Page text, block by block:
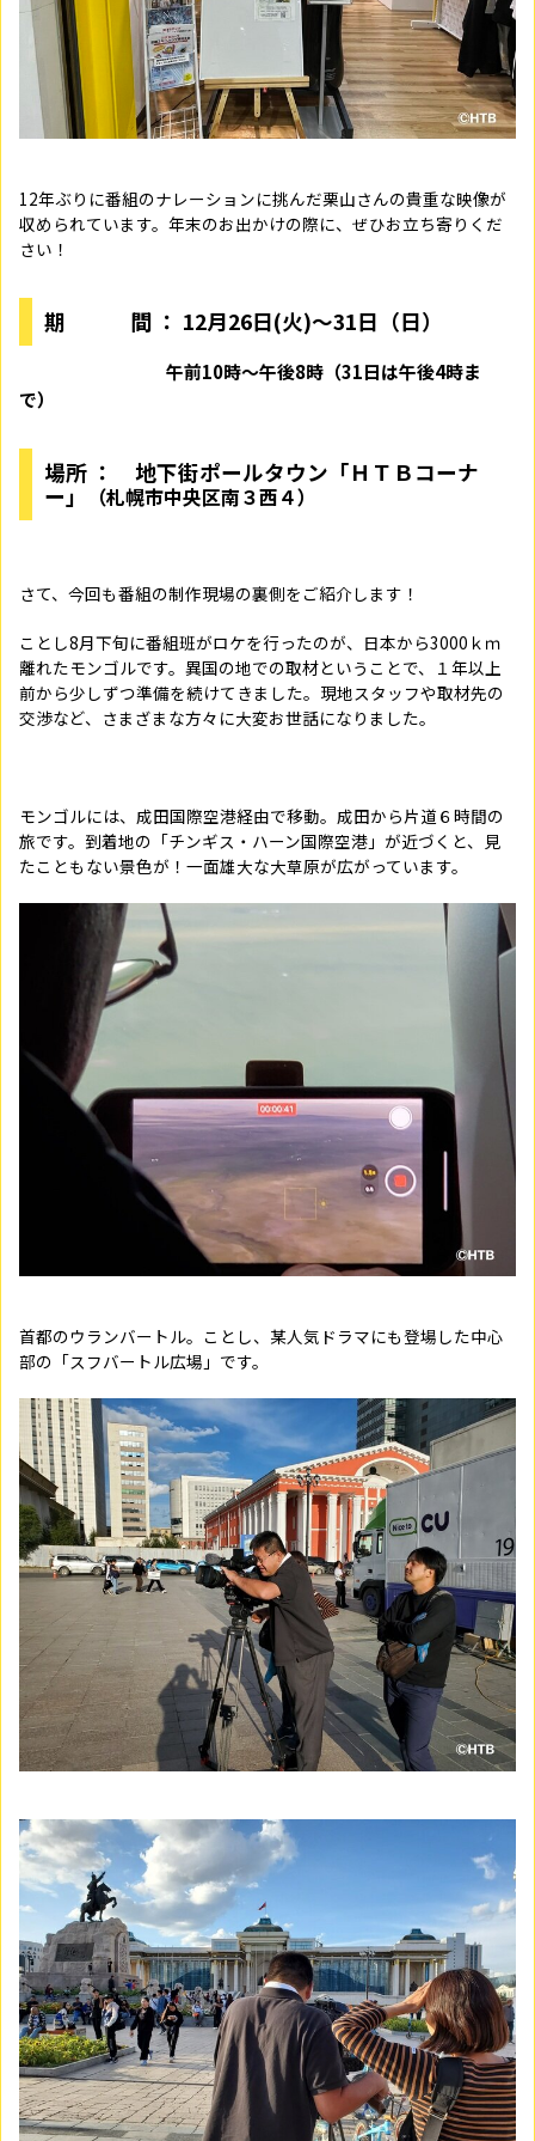
12年ぶりに番組のナレーションに挑んだ栗山さんの貴重な映像が
収められています。年末のお出かけの際に、ぜひお立ち寄りくだ
さい！
期 間 ： 12月26日(火)～31日（日）
午前10時～午後8時（31日は午後4時ま
で）
場所 ： 地下街ポールタウン「ＨＴＢコーナ
ー」
（札幌市中央区南３西４）
さて、今回も番組の制作現場の裏側をご紹介します！
ことし8月下旬に番組班がロケを行ったのが、日本から3000 ｋｍ
離れたモンゴルです。異国の地での取材ということで、１年以上
前から少しずつ準備を続けてきました。現地スタッフや取材先の
交渉など、さまざまな方々に大変お世話になりました。
モンゴルには、成田国際空港経由で移動。成田から片道６時間の
旅です。到着地の「チンギス・ハーン国際空港」が近づくと、見
たこともない景色が！一面雄大な大草原が広がっています。
首都のウランバートル。ことし、某人気ドラマにも登場した中心
部の「スフバートル広場」です。